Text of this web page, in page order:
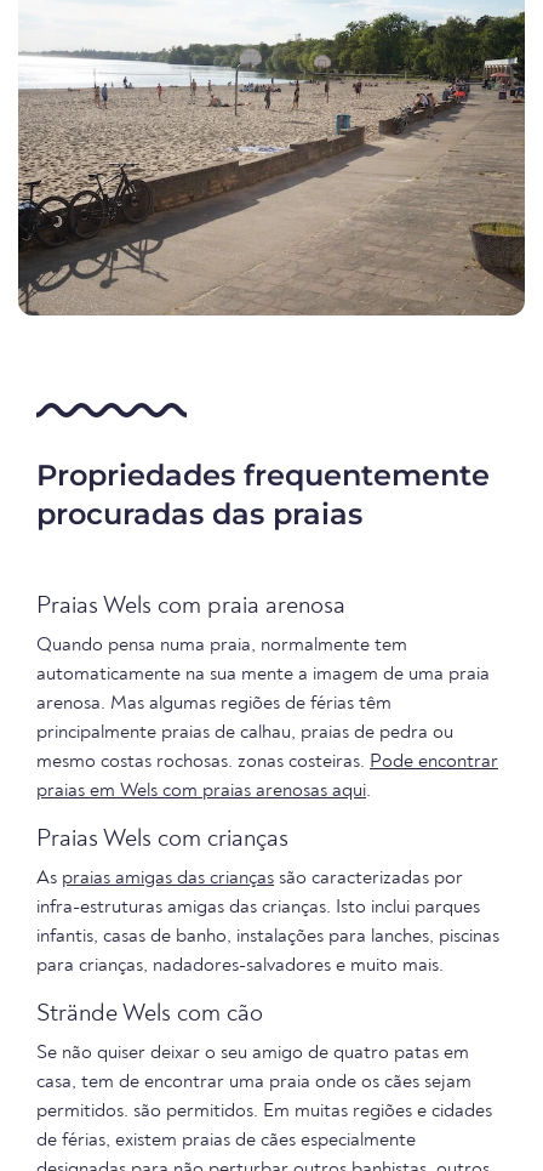
Propriedades frequentemente
procuradas das praias
Praias Wels com praia arenosa
Quando pensa numa praia, normalmente tem
automaticamente na sua mente a imagem de uma praia
arenosa. Mas algumas regiões de férias têm
principalmente praias de calhau, praias de pedra ou
mesmo costas rochosas. zonas costeiras. Pode encontrar
praias em Wels com praias arenosas aqui.
Praias Wels com crianças
As praias amigas das crianças são caracterizadas por
infra-estruturas amigas das crianças. Isto inclui parques
infantis, casas de banho, instalações para lanches, piscinas
para crianças, nadadores-salvadores e muito mais.
Strände Wels com cão
Se não quiser deixar o seu amigo de quatro patas em
casa, tem de encontrar uma praia onde os cães sejam
permitidos. são permitidos. Em muitas regiões e cidades
de férias, existem praias de cães especialmente